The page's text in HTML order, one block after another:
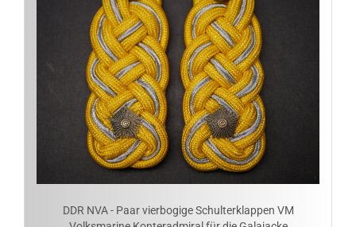
DDR NVA - Paar vierbogige Schulterklappen VM